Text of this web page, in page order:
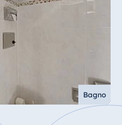
Bagno